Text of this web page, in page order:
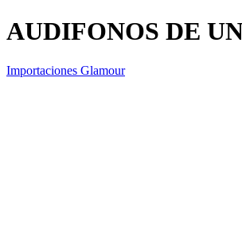
AUDIFONOS DE
Importaciones Glamour